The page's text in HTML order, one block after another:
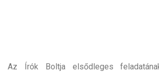
Az Írók Boltja elsődleges